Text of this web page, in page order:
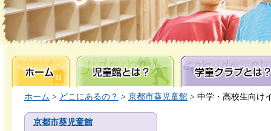
ホーム 児童館とは？ 学童クラブとは？
ホーム > どこにあるの？ > 京都市葵児童館 > 中学・高校生向け
京都市葵児童館